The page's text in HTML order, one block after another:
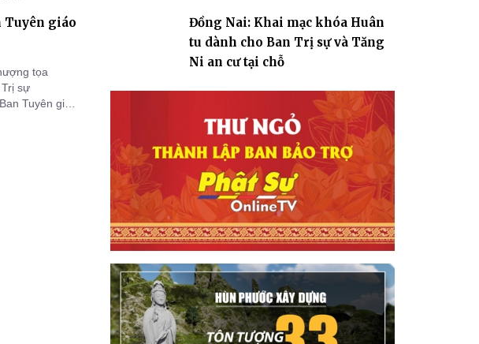
hình thực h
Tuyên giáo
tọa
sự
Tuyên giáo
Đồng Nai: Khai mạc khóa Huân
tu dành cho Ban Trị sự và Tăng
Ni an cư tại chỗ